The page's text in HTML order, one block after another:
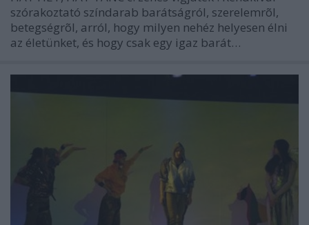
szórakoztató színdarab barátságról, szerelemrõl,
betegségrõl, arról, hogy milyen nehéz helyesen élni
az életünket, és hogy csak egy igaz barát…